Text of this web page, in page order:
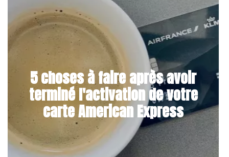
5 choses à faire après avoir
terminé l'activation de votre
carte American Express